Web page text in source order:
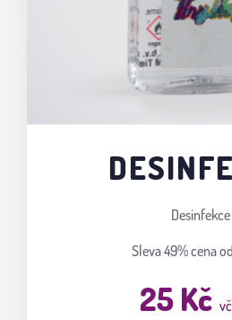
Desinfekce
Sleva 49%cena
25 Kč